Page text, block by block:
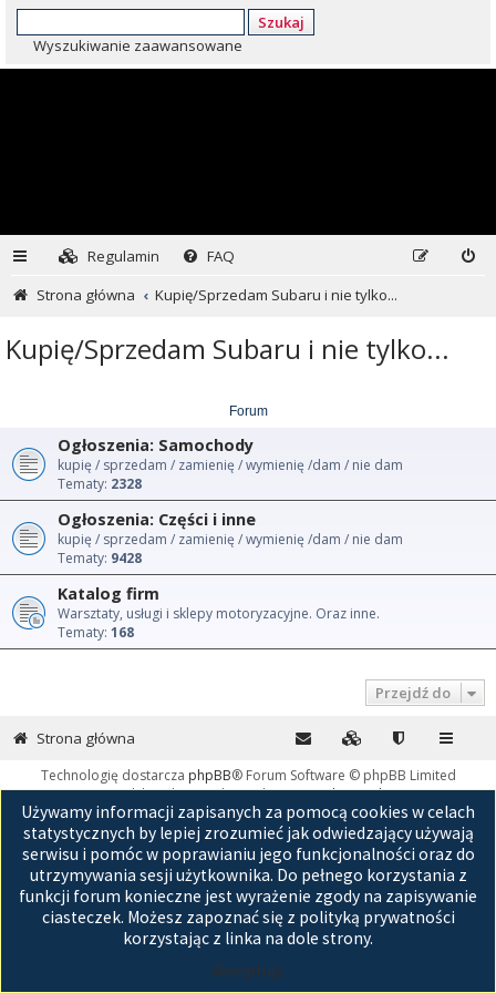
Szukaj
Wyszukiwanie zaawansowane
Regulamin
FAQ
Strona główna
Kupię/Sprzedam Subaru i nie tylko...
Kupię/Sprzedam Subaru i nie tylko...
Forum
Ogłoszenia: Samochody
kupię / sprzedam / zamienię / wymienię /dam / nie dam
Tematy: 2328
Ogłoszenia: Części i inne
kupię / sprzedam / zamienię / wymienię /dam / nie dam
Tematy: 9428
Katalog firm
Warsztaty, usługi i sklepy motoryzacyjne. Oraz inne.
Tematy: 168
Przejdź do
Używamy informacji zapisanych za pomocą cookies w celach
statystycznych by lepiej zrozumieć jak odwiedzający używają
serwisu i pomóc w poprawianiu jego funkcjonalności oraz do
utrzymywania sesji użytkownika. Do pełnego korzystania z
funkcji forum konieczne jest wyrażenie zgody na zapisywanie
ciasteczek. Możesz zapoznać się z polityką prywatności
korzystając z linka na dole strony.
Akceptuję
Strona główna
Technologię dostarcza phpBB® Forum Software © phpBB Limited
Polski pakiet językowy dostarczaphpBB.pl
GZIP: Off